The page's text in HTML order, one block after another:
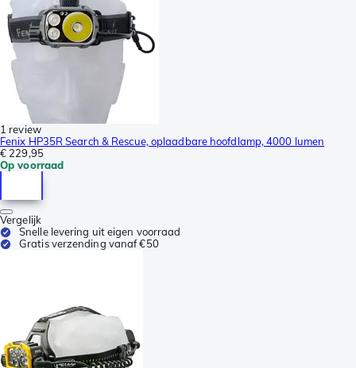
1 review
Fenix HP35R Search & Rescue, oplaadbare hoofdlamp, 4000 lumen
€ 229,95
Op voorraad
Vergelijk
Snelle levering uit eigen voorraad
Gratis verzending vanaf €50